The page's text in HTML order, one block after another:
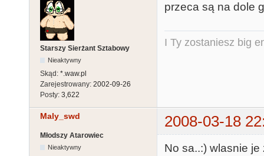
Starszy Sierżant Sztabowy
Nieaktywny
Skąd: *.waw.pl
Zarejestrowany: 2002-09-26
Posty: 3,622
przeca są na dole
I Ty zostaniesz big
Maly_swd 2008-03-18
Młodszy Atarowiec
Nieaktywny
No sa..:) wlasnie